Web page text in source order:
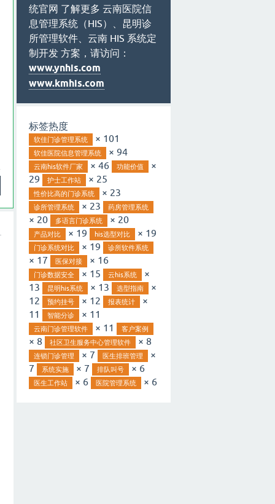
统官网 了解更多 云南医院信
息管理系统（HIS）、昆明诊
所管理软件、云南 HIS 系统定
制开发 方案，请访问：
www.ynhis.com
www.kmhis.com
标签热度
软佳门诊管理系统 × 101
软佳医院信息管理系统 × 94
云南his软件厂家 × 46 功能价值
×
29
护士工作站 × 25
性价比高的门诊系统 × 23
诊所管理系统 × 23 药房管理系统
× 20 多语言门诊系统 × 20
产品对比 × 19 his选型对比 × 19
门诊系统对比 × 19 诊所软件系统
× 17 医保对接 × 16
门诊数据安全 × 15 云his系统
×
13
昆明his系统 × 13 选型指南
×
12
预约挂号 × 12 报表统计
×
11
智能分诊 × 11
云南门诊管理软件 × 11 客户案例
× 8 社区卫生服务中心管理软件 × 8
连锁门诊管理 × 7 医生排班管理
×
7
系统实施 × 7 排队叫号 × 6
医生工作站 × 6 医院管理系统 × 6